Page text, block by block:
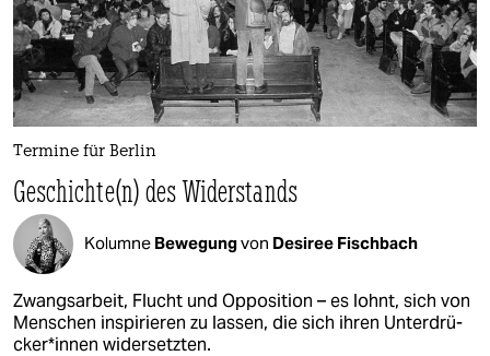
Termine für Berlin
Geschichte(n) des Widerstands
Kolumne Bewegungvon Desiree Fischbach
Zwangsarbeit, Flucht und Opposition – es lohnt, sich von
Menschen inspirieren zu lassen, die sich ihren Un­ter­drü­
ck­e­r*in­nen widersetzten.